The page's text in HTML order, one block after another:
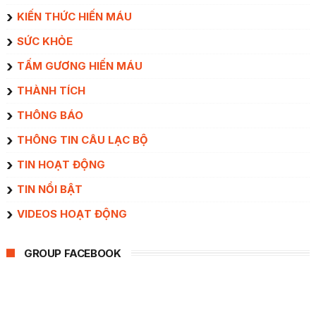
KIẾN THỨC HIẾN MÁU
SỨC KHỎE
TẤM GƯƠNG HIẾN MÁU
THÀNH TÍCH
THÔNG BÁO
THÔNG TIN CÂU LẠC BỘ
TIN HOẠT ĐỘNG
TIN NỔI BẬT
VIDEOS HOẠT ĐỘNG
GROUP FACEBOOK